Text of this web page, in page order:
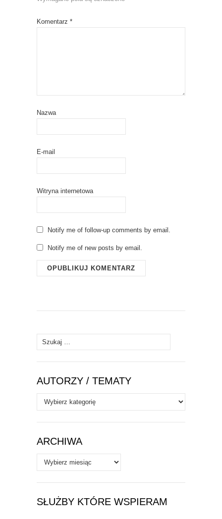
Komentarz *
Nazwa
E-mail
Witryna internetowa
Notify me of follow-up comments by email.
Notify me of new posts by email.
Szukaj:
AUTORZY / TEMATY
Autorzy
/
Tematy
ARCHIWA
Archiwa
SŁUŻBY KTÓRE WSPIERAM